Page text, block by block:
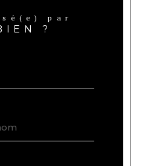
par
?